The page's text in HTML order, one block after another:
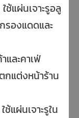
ใช้แผ่นเจาะรูอลู
รองแดดและ
และคาเฟ่
กแต่งหน้าร้าน
ช้แผ่นเจาะรูใน